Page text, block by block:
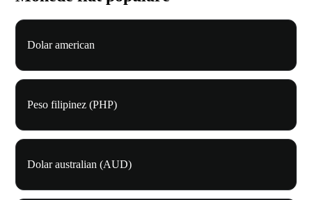
Dolar american
Peso filipinez (PHP)
Dolar australian (AUD)